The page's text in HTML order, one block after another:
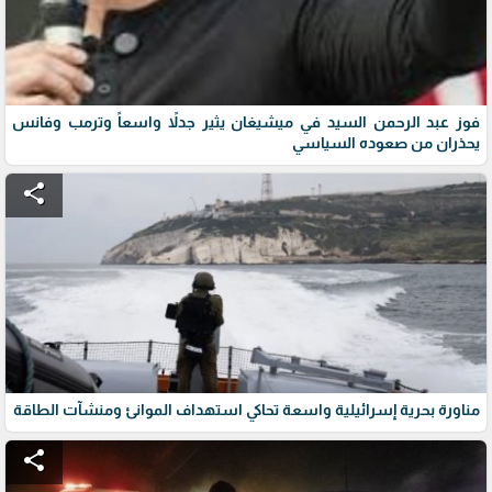
فوز عبد الرحمن السيد في ميشيغان يثير جدلاً واسعاً وترمب وفانس
يحذران من صعوده السياسي
share
مناورة بحرية إسرائيلية واسعة تحاكي استهداف الموانئ ومنشآت الطاقة
share